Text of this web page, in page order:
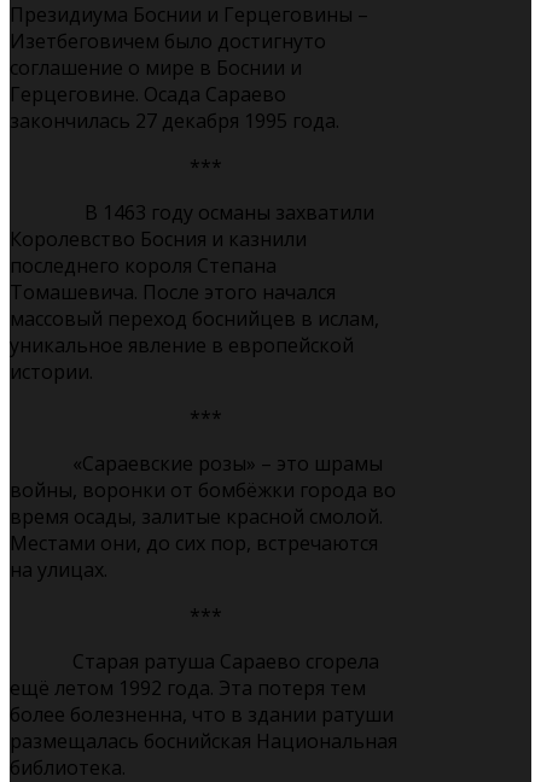
Президиума Боснии и Герцеговины –
Изетбеговичем было достигнуто
соглашение о мире в Боснии и
Герцеговине. Осада Сараево
закончилась 27 декабря 1995 года.
***
В 1463 году османы захватили
Королевство Босния и казнили
последнего короля Степана
Томашевича. После этого начался
массовый переход боснийцев в ислам,
уникальное явление в европейской
истории.
***
«Сараевские розы» – это шрамы
войны, воронки от бомбёжки города во
время осады, залитые красной смолой.
Местами они, до сих пор, встречаются
на улицах.
***
Старая ратуша Сараево сгорела
ещё летом 1992 года. Эта потеря тем
более болезненна, что в здании ратуши
размещалась боснийская Национальная
библиотека.